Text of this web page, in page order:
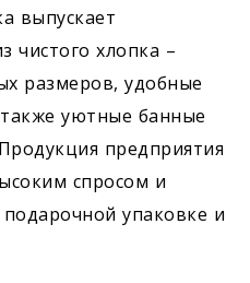
выпускает
чистого хлопка –
размеров, удобные
уютные банные
предприятия
спросом и
подарочной упаковке и